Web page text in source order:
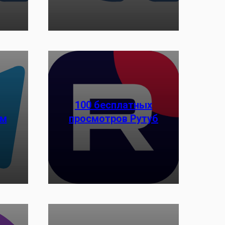
100 бесплатных
просмотров Рутуб
Заказать